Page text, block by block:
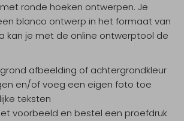
ronde hoeken ontwerpen. Je
blanco ontwerp in het formaat van
kan je met de online ontwerptool de
afbeelding of achtergrondkleur
en/of voeg een eigen foto toe
teksten
voorbeeld en bestel een proefdruk